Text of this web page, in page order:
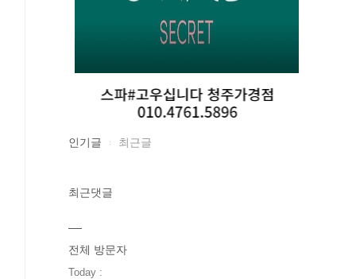
인기글 최근글
최근댓글
전체 방문자
Today :